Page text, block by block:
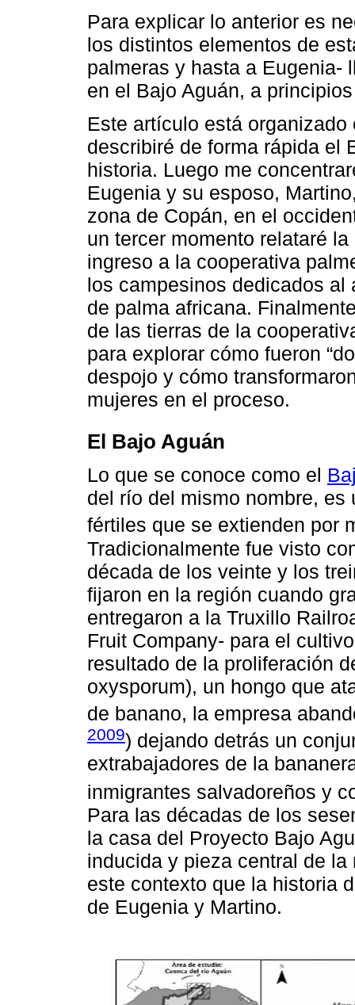
Para explicar lo anterior es
los distintos elementos de
palmeras y hasta a Eugenia-
en el Bajo Aguán, a
Este artículo está
describiré de forma rápida el
historia. Luego me
Eugenia y su esposo,
zona de Copán, en el
un tercer momento relataré
ingreso a la cooperativa
los campesinos dedicados al
de palma africana.
de las tierras de la
para explorar cómo fueron
despojo y cómo
mujeres en el proceso.
El Bajo Aguán
Lo que se conoce como el
del río del mismo nombre,
fértiles que se extienden por
Tradicionalmente fue visto
década de los veinte y los
fijaron en la región cuando
entregaron a la Truxillo
Fruit Company- para el
resultado de la proliferación
oxysporum), un hongo que
de banano, la empresa
2009) dejando detrás un
extrabajadores de la
inmigrantes salvadoreños y
Para las décadas de los
la casa del Proyecto Bajo
inducida y pieza central de
este contexto que la historia
de Eugenia y Martino.